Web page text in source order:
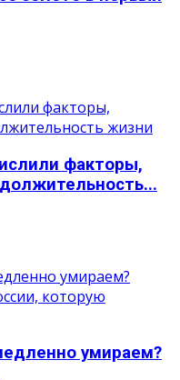
факторы,
умираем?